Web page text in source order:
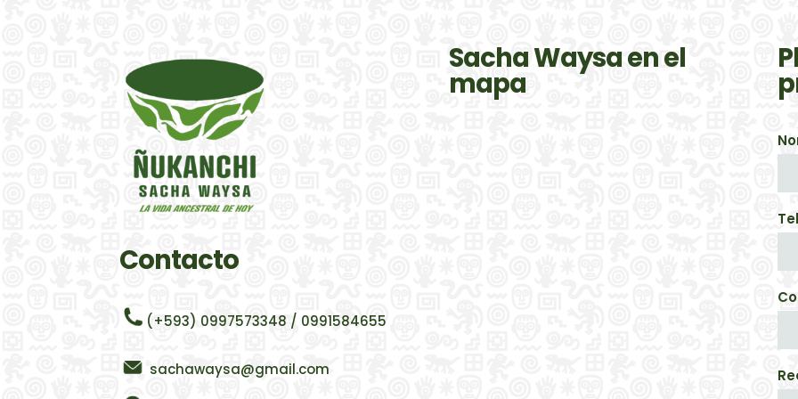
Contacto
(+593) 0997573348 / 0991584655
sachawaysa@gmail.com
Sacha Waysa en el
mapa